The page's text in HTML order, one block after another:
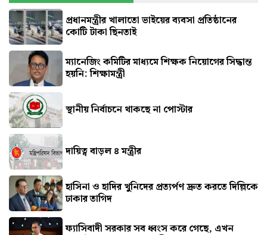
প্রধানমন্ত্রীর খালাতো ভাইয়ের ব্যবসা প্রতিষ্ঠানের
কোটি টাকা ছিনতাই
ম্যানেজিং কমিটির মাধ্যমে শিক্ষক নিয়োগের সিদ্ধান্ত
হয়নি: শিক্ষামন্ত্রী
স্থানীয় নির্বাচনে থাকছে না পোস্টার
দায়িত্ব বাড়ল ৪ মন্ত্রীর
হাসিনা ও হাদির খুনিদের প্রত্যর্পণ দ্রুত করতে দিল্লিকে
ঢাকার তাগিদ
ফ্যাসিবাদী সরকার সব ধ্বংস করে গেছে, এখন